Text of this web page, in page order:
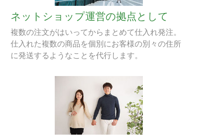
ネットショップ運営の拠点として
複数の注文がはいってからまとめて仕入れ発注。
仕入れた複数の商品を個別にお客様の別々の住所
に発送するようなことを代行します。